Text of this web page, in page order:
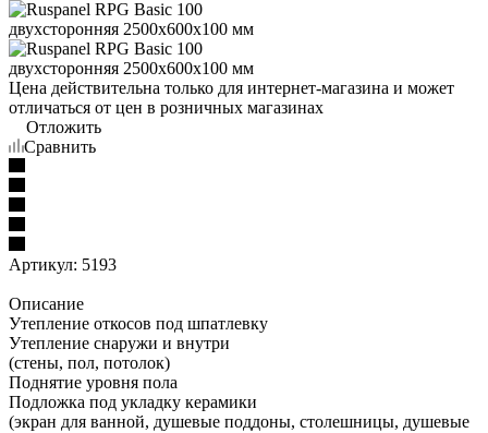
Цена действительна только для интернет-магазина и может
отличаться от цен в розничных магазинах
Отложить
Сравнить
Артикул: 5193
Описание
Утепление откосов под шпатлевку
Утепление снаружи и внутри
(стены, пол, потолок)
Поднятие уровня пола
Подложка под укладку керамики
(экран для ванной, душевые поддоны, столешницы, душевые